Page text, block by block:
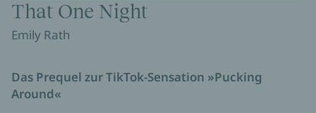
That One Night
Emily Rath
Das Prequel zur TikTok-Sensation »Pucking
Around«